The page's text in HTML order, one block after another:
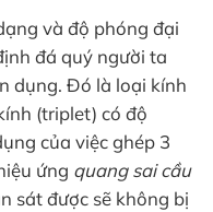
và độ phóng đại
đá quý người ta
dụng. Đó là loại kính
(triplet) có độ
của việc ghép 3
ứng quang sai cầu
sát được sẽ không bị